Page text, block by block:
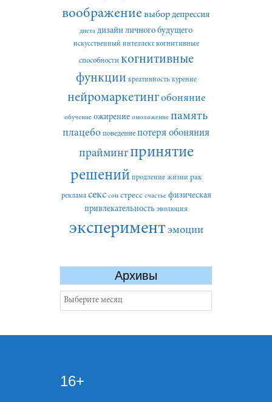
воображение выбор депрессия
диета дизайн личного будущего
искусственный интеллект когнитивные
способности когнитивные
функции креативность курение
нейромаркетингобоняние
обучение ожирение омоложение память
плацебо поведение потеря обоняния
праймингпринятие
решений продление жизни рак
реклама секс сон стресс счастье физическая
привлекательность эволюция
экспериментэмоции
Архивы
Архивы
16+